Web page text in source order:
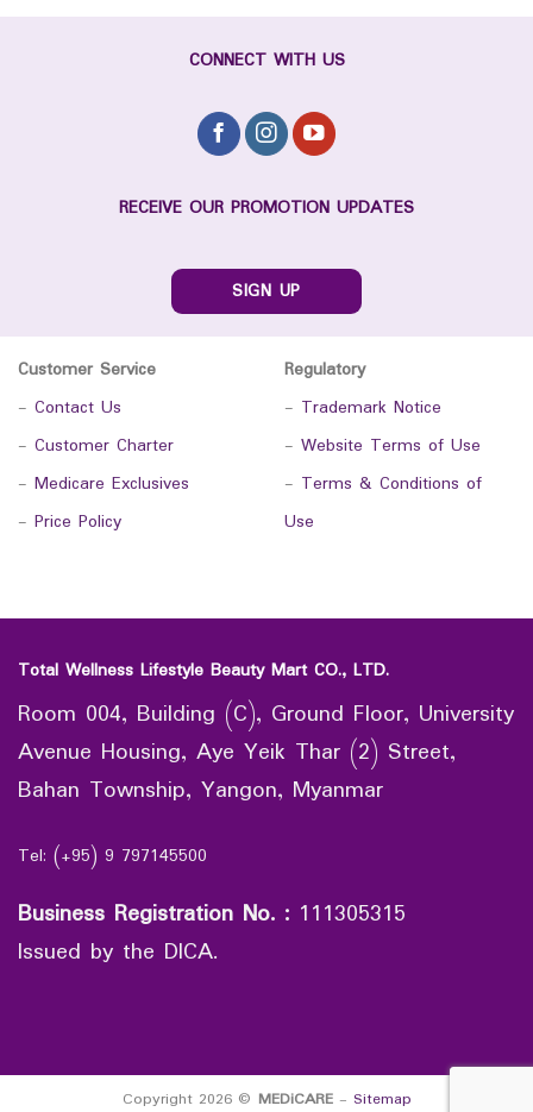
CONNECT WITH US
RECEIVE OUR PROMOTION UPDATES
SIGN UP
Customer Service
- Contact Us
- Customer Charter
- Medicare Exclusives
- Price Policy
Regulatory
- Trademark Notice
- Website Terms of Use
- Terms & Conditions of
Use
Total Wellness Lifestyle Beauty Mart CO., LTD.
Room 004, Building (C), Ground Floor, University
Avenue Housing, Aye Yeik Thar (2) Street,
Bahan Township, Yangon, Myanmar
Tel: (+95) 9 797145500
Business Registration No. : 111305315
Issued by the DICA.
Copyright 2026 © MEDiCARE- Sitemap